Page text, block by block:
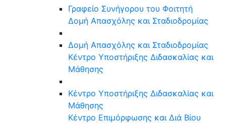
Γραφείο Συνήγορου του Φοιτητή
Δομή Απασχόλης και Σταδιοδρομίας
Δομή Απασχόλης και Σταδιοδρομίας
Κέντρο Υποστήριξης Διδασκαλίας και
Μάθησης
Κέντρο Υποστήριξης Διδασκαλίας και
Μάθησης
Κέντρο Επιμόρφωσης και Διά Βίου